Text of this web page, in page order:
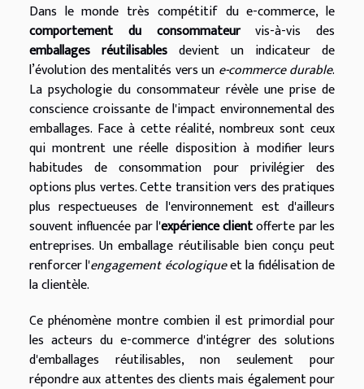
Dans le monde très compétitif du e-commerce, le
comportement du consommateurvis-à-vis des
emballages réutilisables devient un indicateur de
l’évolution des mentalités vers un e-commerce durable.
La psychologie du consommateur révèle une prise de
conscience croissante de l'impact environnemental des
emballages. Face à cette réalité, nombreux sont ceux
qui montrent une réelle disposition à modifier leurs
habitudes de consommation pour privilégier des
options plus vertes. Cette transition vers des pratiques
plus respectueuses de l'environnement est d'ailleurs
souvent influencée par l'expérience clientofferte par les
entreprises. Un emballage réutilisable bien conçu peut
renforcer l'engagement écologiqueet la fidélisation de
la clientèle.
Ce phénomène montre combien il est primordial pour
les acteurs du e-commerce d'intégrer des solutions
d'emballages réutilisables, non seulement pour
répondre aux attentes des clients mais également pour